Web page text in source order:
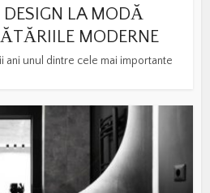
DESIGN LA MODĂ
MODERNE
ani unul dintre cele mai importante